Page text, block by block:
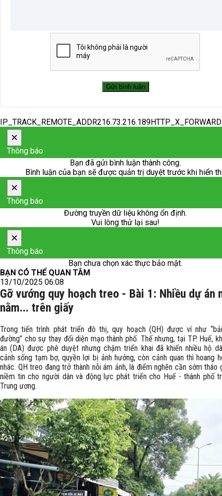
×
Thông báo
Bạn đã gửi bình luận thành công.
Bình luận của bạn sẽ được quản trị duyệt trước khi hiển
×
Thông báo
Đường truyền dữ liệu không ổn định.
Vui lòng thử lại sau!
×
Thông báo
Bạn chưa chọn xác thực bảo mật.
BẠN CÓ THỂ QUAN TÂM
13/10/2025 06:08
Gỡ vướng quy hoạch treo - Bài 1: Nhiều dự án
nằm... trên giấy
Trong tiến trình phát triển đô thị, quy hoạch (QH) được ví như
đường” cho sự thay đổi diện mạo thành phố. Thế nhưng, tại TP. Huế,
án (DA) được phê duyệt nhưng chậm triển khai đã khiến nhiều hộ
cảnh sống tạm bợ, quyền lợi bị ảnh hưởng, còn cảnh quan thì hoang
nhác. QH treo đang trở thành nỗi ám ảnh, là điểm nghẽn cần sớm tháo
niềm tin cho người dân và động lực phát triển cho Huế - thành phố
Trung ương.